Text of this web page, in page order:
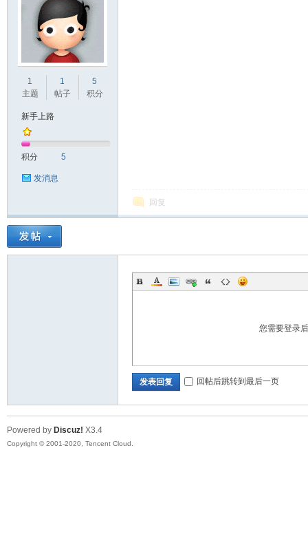
1
主题
1
帖子
5
积分
新手上路
积分 5
发消息
回复
您需要登录
发表回复 回帖后跳转到最后一页
Powered by Discuz! X3.4
Copyright © 2001-2020, Tencent Cloud.